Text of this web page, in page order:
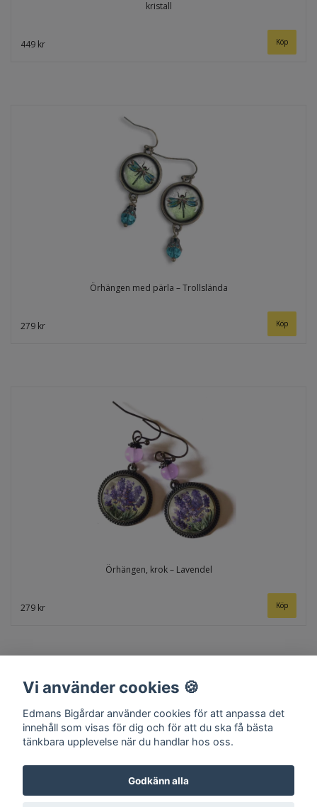
kristall
449 kr
Örhängen med pärla – Trollslända
279 kr
Örhängen, krok – Lavendel
279 kr
Hem Om oss Kontakt Köpvillkor Surret
Vi använder cookies 🍪
Edmans Bigårdar använder cookies för att anpassa det
innehåll som visas för dig och för att du ska få bästa
tänkbara upplevelse när du handlar hos oss.
Godkänn alla